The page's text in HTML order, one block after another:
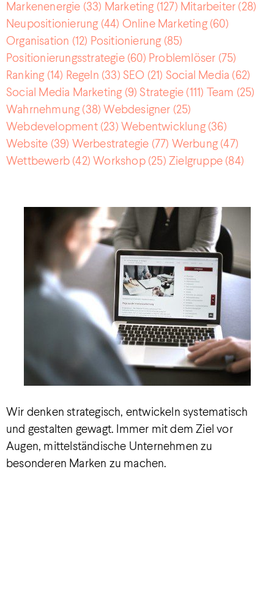
Markenenergie (33) Marketing(127) Mitarbeiter (28)
Neupositionierung(44) Online Marketing(60)
Organisation (12) Positionierung(85)
Positionierungsstrategie(60) Problemlöser (75)
Ranking(14) Regeln (33) SEO (21) Social Media (62)
Social Media Marketing(9) Strategie (111) Team (25)
Wahrnehmung(38) Webdesigner (25)
Webdevelopment(23) Webentwicklung(36)
Website (39) Werbestrategie (77) Werbung(47)
Wettbewerb (42) Workshop(25) Zielgruppe (84)
Wir denken strategisch, entwickeln systematisch
und gestalten gewagt. Immer mit dem Ziel vor
Augen, mittelständische Unternehmen zu
besonderen Marken zu machen.